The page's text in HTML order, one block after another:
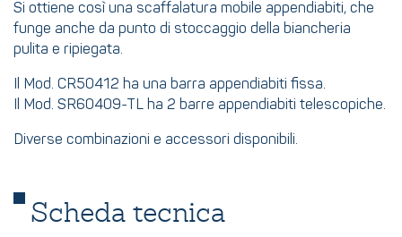
Si ottiene così una scaffalatura mobile appendiabiti, che
funge anche da punto di stoccaggio della biancheria
pulita e ripiegata.
Il Mod. CR50412 ha una barra appendiabiti fissa.
Il Mod. SR60409-TL ha 2 barre appendiabiti telescopiche.
Diverse combinazioni e accessori disponibili.
Scheda tecnica